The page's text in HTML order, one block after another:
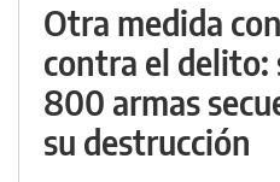
Otra medida
contra el delito:
800 armas
su destrucción